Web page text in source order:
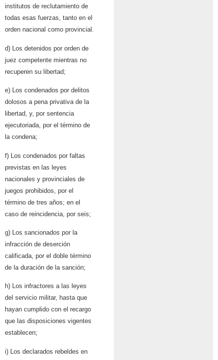
institutos de reclutamiento de
todas esas fuerzas, tanto en el
orden nacional como provincial.
d) Los detenidos por orden de
juez competente mientras no
recuperen su libertad;
e) Los condenados por delitos
dolosos a pena privativa de la
libertad, y, por sentencia
ejecutoriada, por el término de
la condena;
f) Los condenados por faltas
previstas en las leyes
nacionales y provinciales de
juegos prohibidos, por el
término de tres años; en el
caso de reincidencia, por seis;
g) Los sancionados por la
infracción de deserción
calificada, por el doble término
de la duración de la sanción;
h) Los infractores a las leyes
del servicio militar, hasta que
hayan cumplido con el recargo
que las disposiciones vigentes
establecen;
i) Los declarados rebeldes en